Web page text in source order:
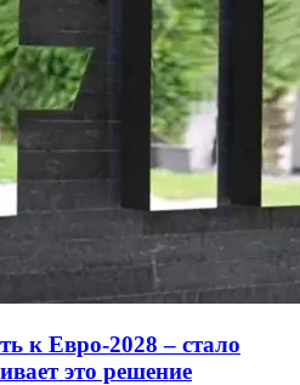
к Евро-2028 – стало
это решение